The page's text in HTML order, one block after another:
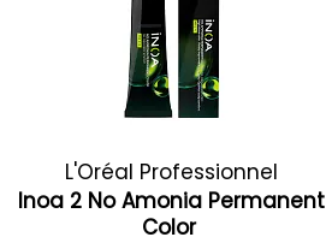
L'Oréal Professionnel
Inoa 2 No Amonia Permanent
Color